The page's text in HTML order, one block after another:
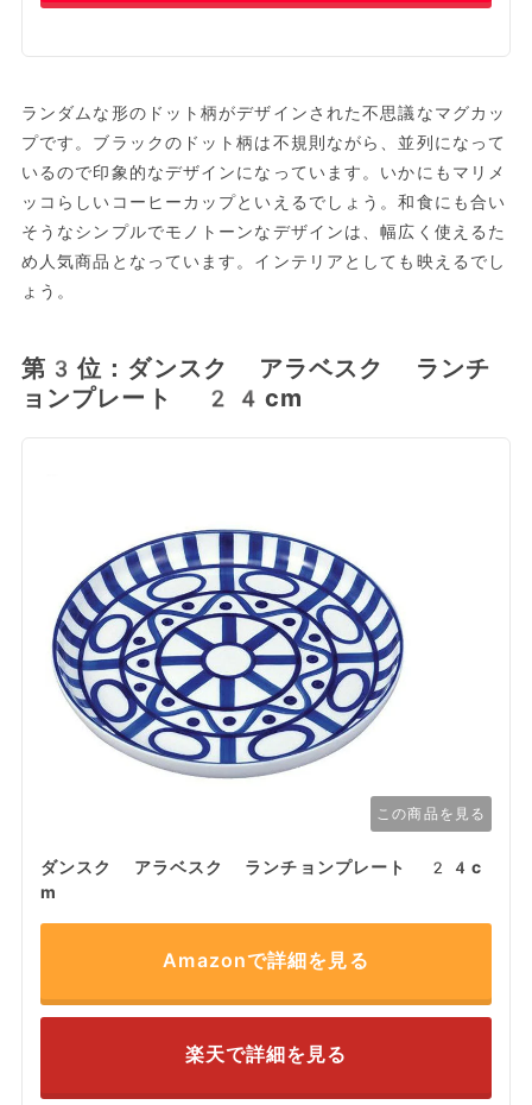
ランダムな形のドット柄がデザインされた不思議なマグカッ
プです。ブラックのドット柄は不規則ながら、並列になって
いるので印象的なデザインになっています。いかにもマリメ
ッコらしいコーヒーカップといえるでしょう。和食にも合い
そうなシンプルでモノトーンなデザインは、幅広く使えるた
め人気商品となっています。インテリアとしても映えるでし
ょう。
第3位：ダンスク アラベスク ランチ
ョンプレート 24cm
この商品を見る
ダンスク アラベスク ランチョンプレート 24c
m
Amazonで詳細を見る
楽天で詳細を見る